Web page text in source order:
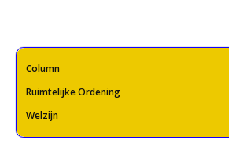
Column
Ruimtelijke Ordening
Welzijn